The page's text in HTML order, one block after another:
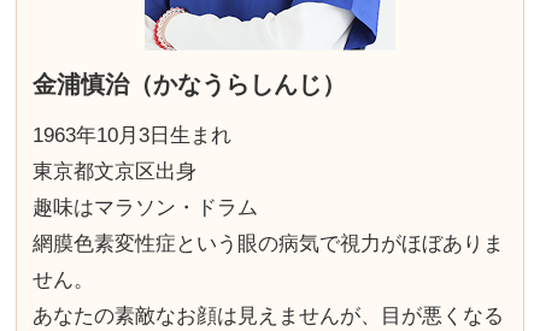
金浦慎治（かなうらしんじ）
1963年10月3日生まれ
東京都文京区出身
趣味はマラソン・ドラム
網膜色素変性症という眼の病気で視力がほぼありま
せん。
あなたの素敵なお顔は見えませんが、目が悪くなる